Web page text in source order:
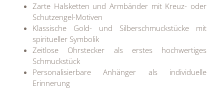
Zarte Halsketten und Armbänder mit Kreuz- oder
Schutzengel-Motiven
Klassische Gold- und Silberschmuckstücke mit
spiritueller Symbolik
Zeitlose Ohrstecker als erstes hochwertiges
Schmuckstück
Personalisierbare Anhänger als individuelle
Erinnerung